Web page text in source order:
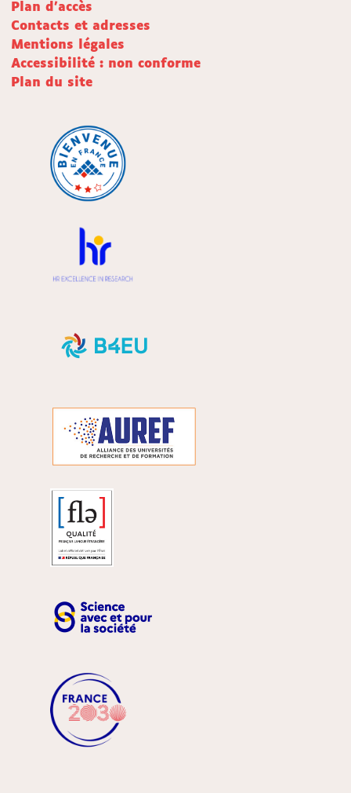
Plan d'accès
Contacts et adresses
Mentions légales
Accessibilité : non conforme
Plan du site